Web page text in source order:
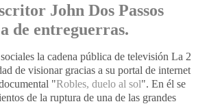
John Dos Passos
de entreguerras.
la cadena pública de televisión La 2
de visionar gracias a su portal de internet
"Robles, duelo al sol". En él se
de la ruptura de una de las grandes